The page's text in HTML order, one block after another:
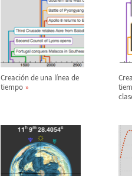
Creación de una línea de
tiempo